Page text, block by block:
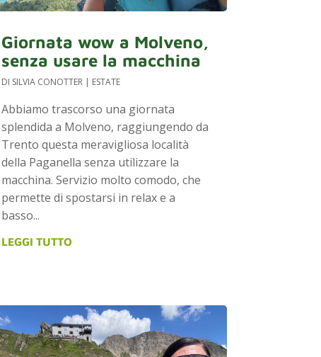
Giornata wow a Molveno,
senza usare la macchina
DI SILVIA CONOTTER| ESTATE
Abbiamo trascorso una giornata
splendida a Molveno, raggiungendo da
Trento questa meravigliosa località
della Paganella senza utilizzare la
macchina. Servizio molto comodo, che
permette di spostarsi in relax e a
basso...
LEGGI TUTTO